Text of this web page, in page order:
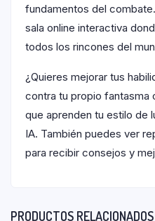
fundamentos del
sala online interactiva
todos los rincones del
¿Quieres mejorar tus
contra tu propio fantasma
que aprenden tu estilo de
IA. También puedes ver
para recibir consejos y
PRODUCTOS RELACIONADOS